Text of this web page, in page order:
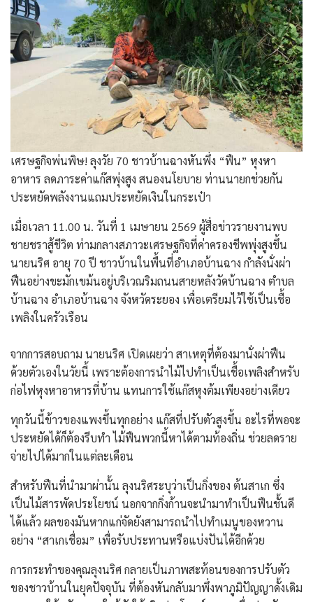
เศรษฐกิจพ่นพิษ! ลุงวัย 70 ชาวบ้านฉางหันพึ่ง “ฟืน” หุงหา
อาหาร ลดภาระค่าแก๊สพุ่งสูง สนองนโยบาย ท่านนายกช่วยกัน
ประหยัดพลังงานแถมประหยัดเงินในกระเป๋า
เมื่อเวลา 11.00 น. วันที่ 1 เมษายน 2569 ผู้สื่อข่าวรายงานพบ
ชายชราสู้ชีวิต ท่ามกลางสภาวะเศรษฐกิจที่ค่าครองชีพพุ่งสูงขึ้น
นายนริศ อายุ 70 ปี ชาวบ้านในพื้นที่อำเภอบ้านฉาง กำลังนั่งผ่า
ฟืนอย่างขะมักเขม้นอยู่บริเวณริมถนนสายหลังวัดบ้านฉาง ตำบล
บ้านฉาง อำเภอบ้านฉาง จังหวัดระยอง เพื่อเตรียมไว้ใช้เป็นเชื้อ
เพลิงในครัวเรือน
​จากการสอบถาม นายนริศ เปิดเผยว่า สาเหตุที่ต้องมานั่งผ่าฟืน
ด้วยตัวเองในวัยนี้ เพราะต้องการนำไม้ไปทำเป็นเชื้อเพลิงสำหรับ
ก่อไฟหุงหาอาหารที่บ้าน แทนการใช้แก๊สหุงต้มเพียงอย่างเดียว
​ทุกวันนี้ข้าวของแพงขึ้นทุกอย่าง แก๊สที่ปรับตัวสูงขึ้น อะไรที่พอจะ
ประหยัดได้ก็ต้องรีบทำ ไม้ฟืนพวกนี้หาได้ตามท้องถิ่น ช่วยลดราย
จ่ายไปได้มากในแต่ละเดือน
​สำหรับฟืนที่นำมาผ่านั้น ลุงนริศระบุว่าเป็นกิ่งของ ต้นสาเก ซึ่ง
เป็นไม้สารพัดประโยชน์ นอกจากกิ่งก้านจะนำมาทำเป็นฟืนชั้นดี
ได้แล้ว ผลของมันหากแก่จัดยังสามารถนำไปทำเมนูของหวาน
อย่าง “สาเกเชื่อม” เพื่อรับประทานหรือแบ่งปันได้อีกด้วย
​การกระทำของคุณลุงนริศ กลายเป็นภาพสะท้อนของการปรับตัว
ของชาวบ้านในยุคปัจจุบัน ที่ต้องหันกลับมาพึ่งพาภูมิปัญญาดั้งเดิม